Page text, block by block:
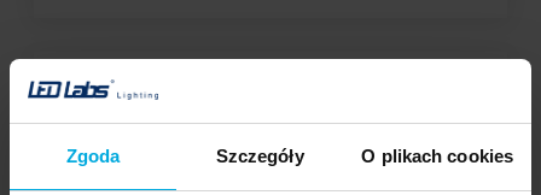
Zgoda Szczegóły O plikach cookies
Line Oświetlenie Liniowe CW IP68 1,5m
20-0001-78
Temperatura barwowa kostka led:
Biała zimna